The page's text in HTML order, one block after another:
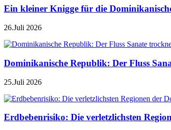
Ein kleiner Knigge für die
26.Juli 2026
Dominikanische Republik: Der Fluss
25.Juli 2026
Erdbebenrisiko: Die verletzlichsten